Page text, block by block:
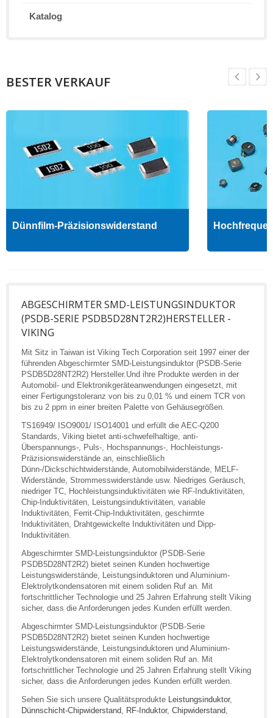
Katalog
BESTER VERKAUF
Dünnfilm-Präzisionswiderstand
ABGESCHIRMTER SMD-LEISTUNGSINDUKTOR
(PSDB-SERIE PSDB5D28NT2R2)HERSTELLER -
VIKING
Mit Sitz in Taiwan ist Viking Tech Corporation seit 1997 einer der
führenden Abgeschirmter SMD-Leistungsinduktor (PSDB-Serie
PSDB5D28NT2R2) Hersteller.Und ihre Produkte werden in der
Automobil- und Elektronikgeräteanwendungen eingesetzt, mit
einer Fertigungstoleranz von bis zu 0,01 % und einem TCR von
bis zu 2 ppm in einer breiten Palette von Gehäusegrößen.
TS16949/ ISO9001/ ISO14001 und erfüllt die AEC-Q200
Standards, Viking bietet anti-schwefelhaltige, anti-
Überspannungs-, Puls-, Hochspannungs-, Hochleistungs-
Präzisionswiderstände an, einschließlich
Dünn-/Dickschichtwiderstände, Automobilwiderstände, MELF-
Widerstände, Strommesswiderstände usw. Niedriges Geräusch,
niedriger TC, Hochleistungsinduktivitäten wie RF-Induktivitäten,
Chip-Induktivitäten, Leistungsinduktivitäten, variable
Induktivitäten, Ferrit-Chip-Induktivitäten, geschirmte
Induktivitäten, Drahtgewickelte Induktivitäten und Dipp-
Induktivitäten.
Abgeschirmter SMD-Leistungsinduktor (PSDB-Serie
PSDB5D28NT2R2) bietet seinen Kunden hochwertige
Leistungswiderstände, Leistungsinduktoren und Aluminium-
Elektrolytkondensatoren mit einem soliden Ruf an. Mit
fortschrittlicher Technologie und 25 Jahren Erfahrung stellt Viking
sicher, dass die Anforderungen jedes Kunden erfüllt werden.
Abgeschirmter SMD-Leistungsinduktor (PSDB-Serie
PSDB5D28NT2R2) bietet seinen Kunden hochwertige
Leistungswiderstände, Leistungsinduktoren und Aluminium-
Elektrolytkondensatoren mit einem soliden Ruf an. Mit
fortschrittlicher Technologie und 25 Jahren Erfahrung stellt Viking
sicher, dass die Anforderungen jedes Kunden erfüllt werden.
Sehen Sie sich unsere Qualitätsprodukte Leistungsinduktor,
Dünnschicht-Chipwiderstand, RF-Induktor, Chipwiderstand,